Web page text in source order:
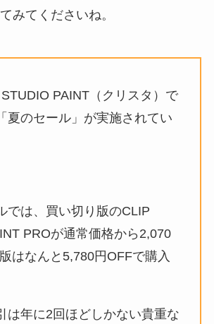
みてくださいね。
PAINT（クリスタ）で
夏のセール」が実施されてい
では、買い切り版のCLIP
PROが通常価格から2,070
はなんと5,780円OFFで購入
は年に2回ほどしかない貴重な